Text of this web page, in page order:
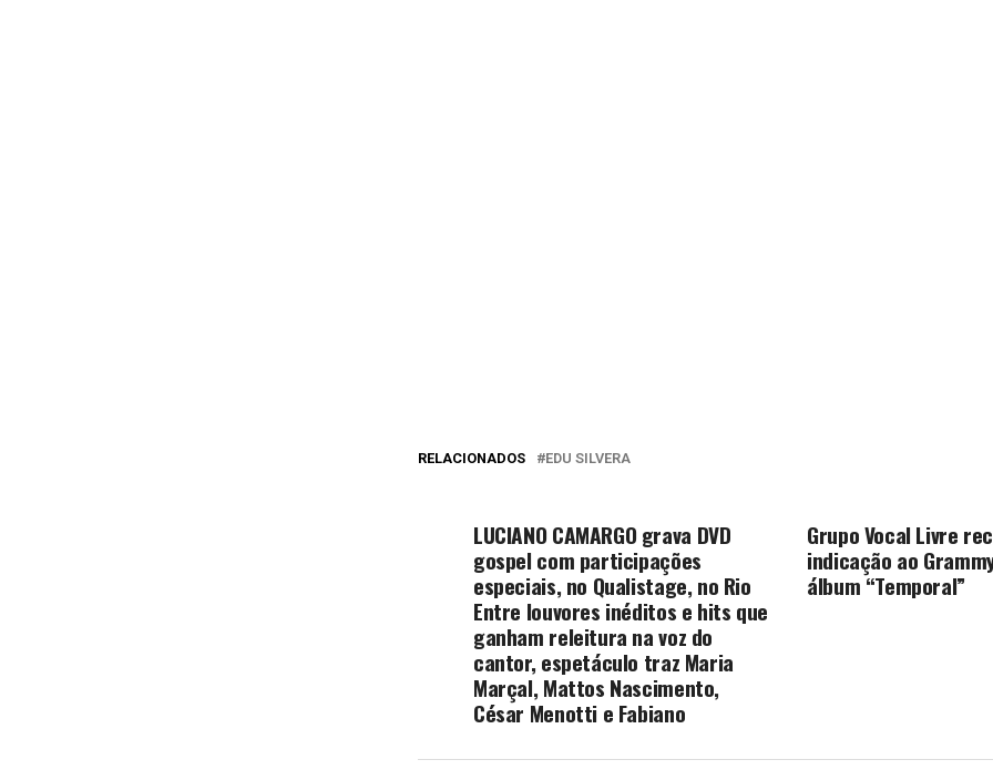
RELACIONADOS EDU SILVERA
Grupo Vocal Livre
indicação ao
álbum “Temporal”
LUCIANO CAMARGO grava DVD
gospel com participações
especiais, no Qualistage, no Rio
Entre louvores inéditos e hits que
ganham releitura na voz do
cantor, espetáculo traz Maria
Marçal, Mattos Nascimento,
César Menotti e Fabiano